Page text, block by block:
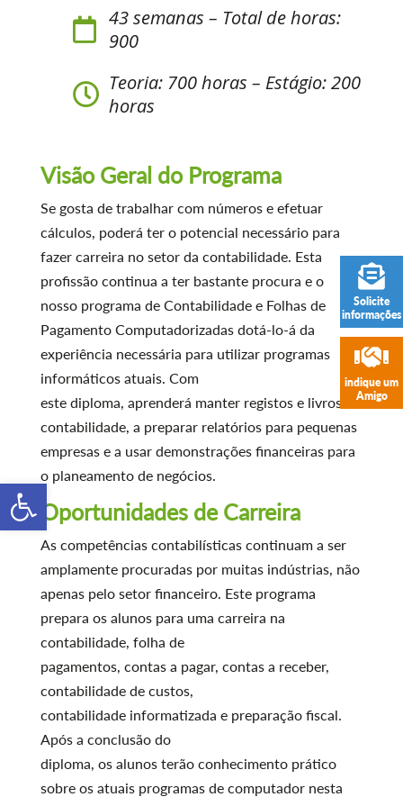
Open toolbar
43 semanas – Total de horas:
900
Teoria: 700 horas – Estágio: 200
horas
Visão Geral do Programa
Se gosta de trabalhar com números e efetuar
cálculos, poderá ter o potencial necessário para
fazer carreira no setor da contabilidade. Esta
profissão continua a ter bastante procura e o
nosso programa de Contabilidade e Folhas de
Pagamento Computadorizadas dotá-lo-á da
experiência necessária para utilizar programas
informáticos atuais. Com
este diploma, aprenderá manter registos e livros de
contabilidade, a preparar relatórios para pequenas
empresas e a usar demonstrações financeiras para
o planeamento de negócios.
Oportunidades de Carreira
As competências contabilísticas continuam a ser
amplamente procuradas por muitas indústrias, não
apenas pelo setor financeiro. Este programa
prepara os alunos para uma carreira na
contabilidade, folha de
pagamentos, contas a pagar, contas a receber,
contabilidade de custos,
contabilidade informatizada e preparação fiscal.
Após a conclusão do
diploma, os alunos terão conhecimento prático
sobre os atuais programas de computador nesta
Solicite
informações
indique um
Amigo